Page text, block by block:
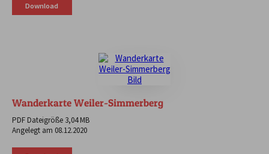
Download
Wanderkarte Weiler-Simmerberg
PDF Dateigröße 3,04 MB
Angelegt am 08.12.2020